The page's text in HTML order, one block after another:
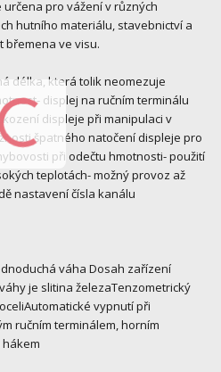
pro vážení v různých
hutního materiálu, stavebnictví a
břemena ve visu.
délka, která tolik neomezuje
displej na ručním terminálu
displeje při manipulaci v
špatného natočení displeje pro
při odečtu hmotnosti- použití
teplotách- možný provoz až
nastavení čísla kanálu
váha Dosah zařízení
je slitina železaTenzometrický
vypnutí při
ručním terminálem, horním